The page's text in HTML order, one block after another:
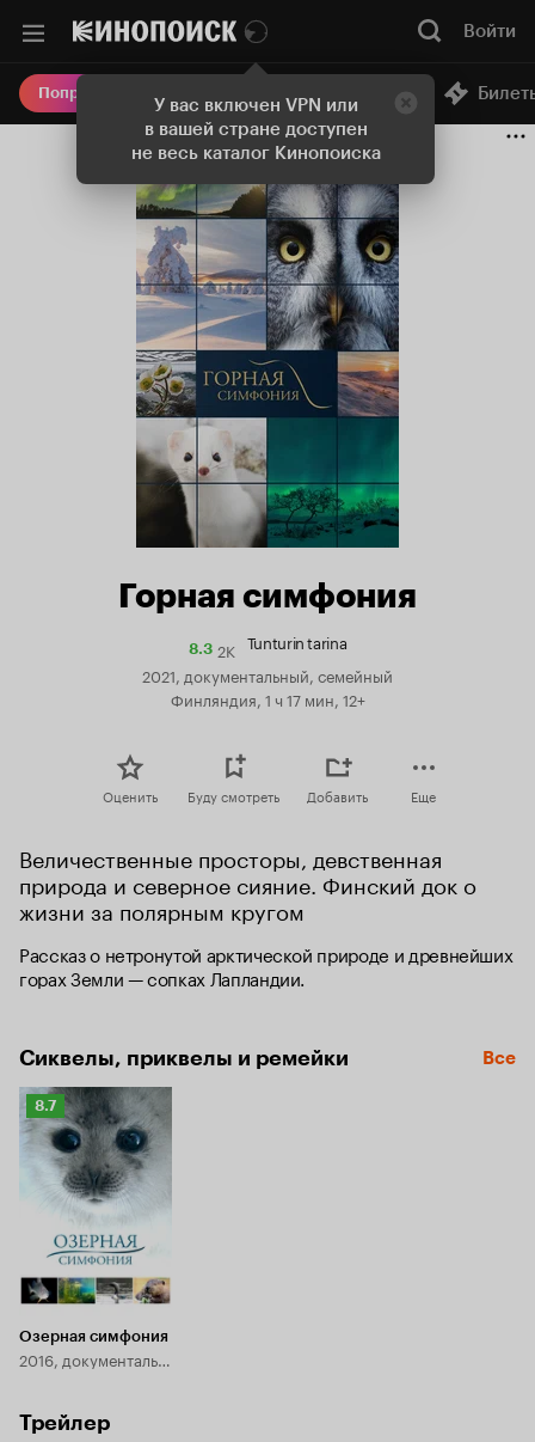
У вас включен VPN или
в вашей стране доступен
не весь каталог Кинопоиска
Войти
Попробовать Плюс Онлайн-кинотеатр
Горная симфония
8.3Рейтинг
8.3
2K Tunturin tarina
2021, документальный, семейный
Финляндия, 1 ч 17 мин, 12+
Оценить Буду смотреть Добавить Еще
Величественные просторы, девственная
природа и северное сияние. Финский док о
жизни за полярным кругом
Рассказ о нетронутой арктической природе и древнейших
горах Земли — сопках Лапландии.
Сиквелы, приквелы и ремейки Все
Рейтинг
Кинопоиска
8.7
8.7
Озерная симфония
2016, документальный
Трейлер